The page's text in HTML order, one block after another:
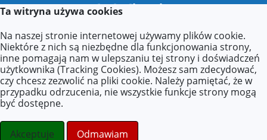
Lokalizacja
Plac Niepodległości 1
62-510 Konin
Kontakt
E-mail:biuro@festiwaldzieciecy.pl
Ta witryna używa cookies
Na naszej stronie internetowej używamy plików cookie.
Niektóre z nich są niezbędne dla funkcjonowania strony,
inne pomagają nam w ulepszaniu tej strony i doświadczeń
użytkownika (Tracking Cookies). Możesz sam zdecydować,
czy chcesz zezwolić na pliki cookie. Należy pamiętać, że w
przypadku odrzucenia, nie wszystkie funkcje strony mogą
być dostępne.
Akceptuje Odmawiam